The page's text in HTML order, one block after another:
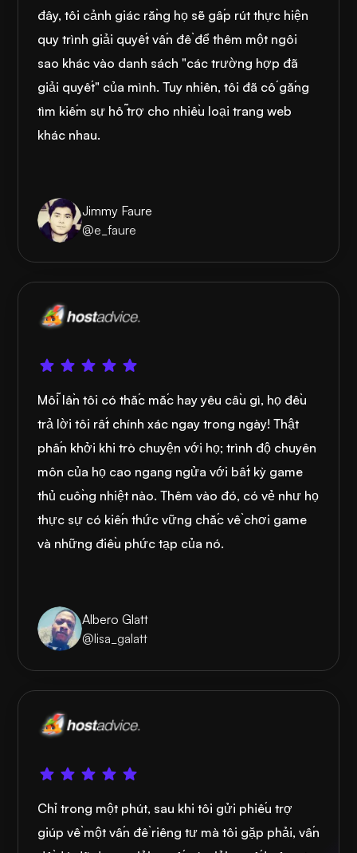
đây, tôi cảnh giác rằng họ sẽ gấp rút thực hiện
quy trình giải quyết vấn đề để thêm một ngôi
sao khác vào danh sách "các trường hợp đã
giải quyết" của mình. Tuy nhiên, tôi đã cố gắng
tìm kiếm sự hỗ trợ cho nhiều loại trang web
khác nhau.
Jimmy Faure
@e_faure
Mỗi lần tôi có thắc mắc hay yêu cầu gì, họ đều
trả lời tôi rất chính xác ngay trong ngày! Thật
phấn khởi khi trò chuyện với họ; trình độ chuyên
môn của họ cao ngang ngửa với bất kỳ game
thủ cuồng nhiệt nào. Thêm vào đó, có vẻ như họ
thực sự có kiến thức vững chắc về chơi game
và những điều phức tạp của nó.
Albero Glatt
@lisa_galatt
Chỉ trong một phút, sau khi tôi gửi phiếu trợ
giúp về một vấn đề riêng tư mà tôi gặp phải, vấn